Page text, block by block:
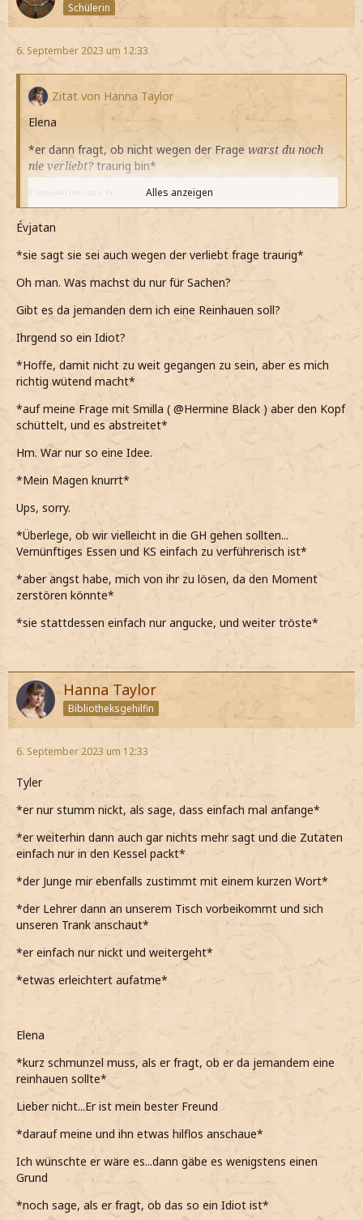
Schülerin
6. September 2023 um 12:33
Zitat von Hanna Taylor
Elena
*er dann fragt, ob nicht wegen der Frage warst du noch
nie verliebt?traurig bin*
*leise sage*
*mir auffällt, dass noch nie mit jemandem so offen war*
*nicht einmal mit Owen
Mali
war ich so offen*
*er ja eigentlich mein bester Freund*
*die Sache, dass Gefühle für ihn habe aber irgendwie alles
komplizierter macht*
*als sage, dass dasselbe auch für ihn gilt, er sich ebenfalls
bedankt und sagt, dass er es zu schätzen weiß*
*er mich dann noch fester an mich drückt und sagt, dass
echt in Ordung bin*
*allerdings meine Meinung über Smilla @Hermine Black
ändern sollte und dass wir uns nochmal treffen sollten*
*statt ja zu sagen, allerdings nur heftig den Kopf
Was!? Nein, auf gar keinen Fall!
*sofort hektisch sage*
Alles anzeigen
Évjatan
*sie sagt sie sei auch wegen der verliebt frage traurig*
Oh man. Was machst du nur für Sachen?
Gibt es da jemanden dem ich eine Reinhauen soll?
Ihrgend so ein Idiot?
*Hoffe, damit nicht zu weit gegangen zu sein, aber es mich
richtig wütend macht*
*auf meine Frage mit Smilla ( @Hermine Black ) aber den Kopf
schüttelt, und es abstreitet*
Hm. War nur so eine Idee.
*Mein Magen knurrt*
Ups, sorry.
*Überlege, ob wir vielleicht in die GH gehen sollten...
Vernünftiges Essen und KS einfach zu verführerisch ist*
*aber angst habe, mich von ihr zu lösen, da den Moment
zerstören könnte*
*sie stattdessen einfach nur angucke, und weiter tröste*
Hanna Taylor
Bibliotheksgehilfin
6. September 2023 um 12:33
Tyler
*er nur stumm nickt, als sage, dass einfach mal anfange*
*er weiterhin dann auch gar nichts mehr sagt und die Zutaten
einfach nur in den Kessel packt*
*der Junge mir ebenfalls zustimmt mit einem kurzen Wort*
*der Lehrer dann an unserem Tisch vorbeikommt und sich
unseren Trank anschaut*
*er einfach nur nickt und weitergeht*
*etwas erleichtert aufatme*
Elena
*kurz schmunzel muss, als er fragt, ob er da jemandem eine
reinhauen sollte*
Lieber nicht...Er ist mein bester Freund
*darauf meine und ihn etwas hilflos anschaue*
Ich wünschte er wäre es...dann gäbe es wenigstens einen
Grund
*noch sage, als er fragt, ob das so ein Idiot ist*